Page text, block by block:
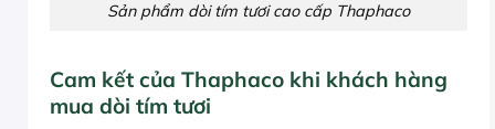
Sản phẩm dòi tím tươi cao cấp Thaphaco
Cam kết của Thaphaco khi khách hàng
mua dòi tím tươi